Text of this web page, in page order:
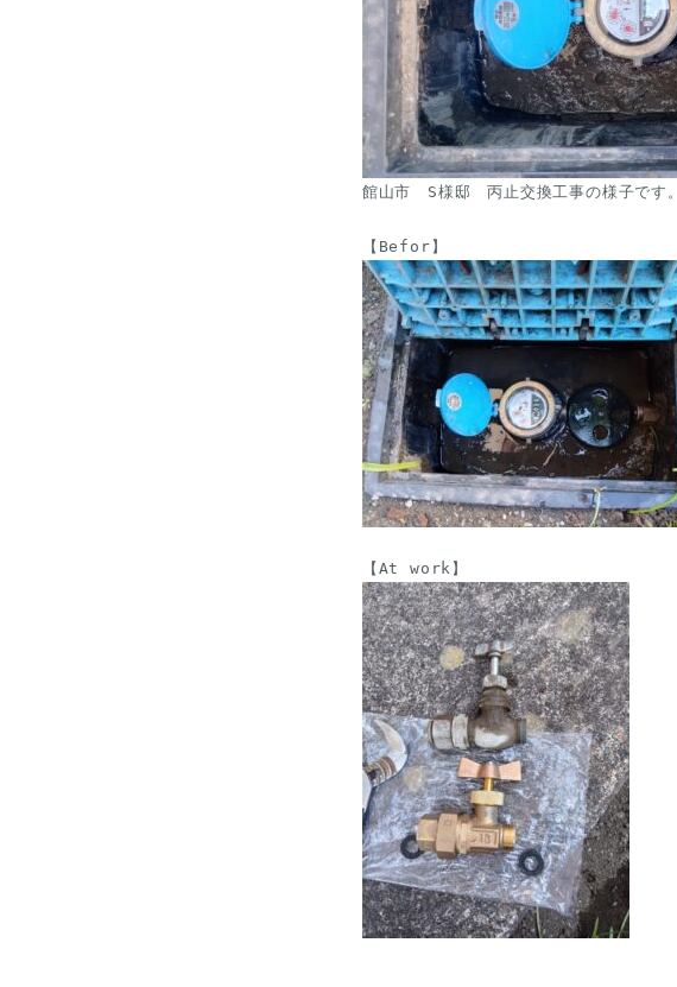
館山市　S様邸　丙止交換工事の様子です。